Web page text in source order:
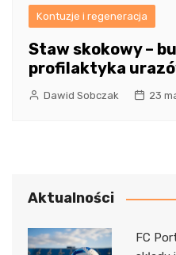
Kontuzje i regeneracja
Staw skokowy –
profilaktyka
Dawid Sobczak 23
Aktualności
FC